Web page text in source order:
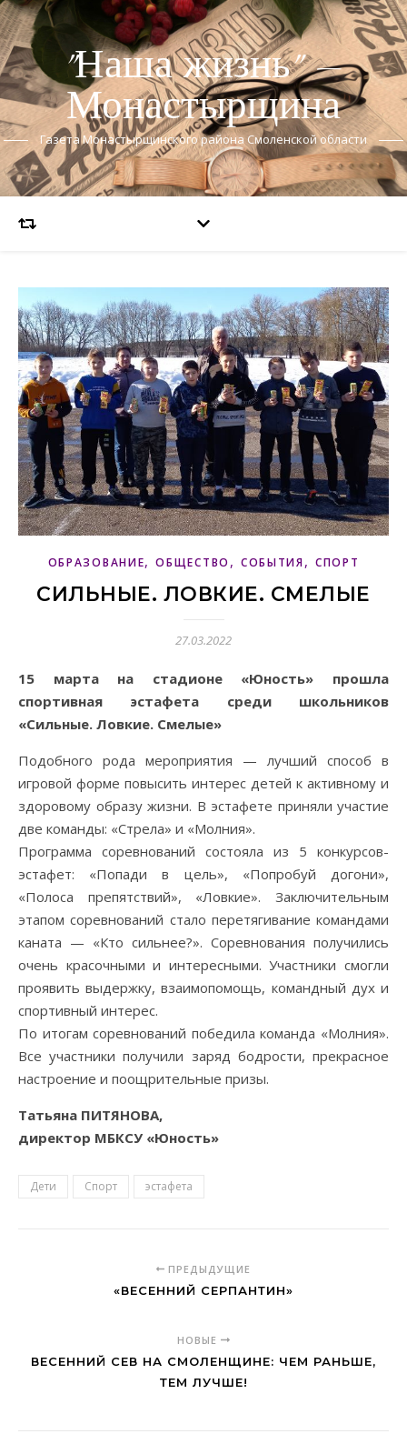
"Наша жизнь" —
Монастырщина
Газета Монастырщинского района Смоленской области
ОБРАЗОВАНИЕ,ОБЩЕСТВО , СОБЫТИЯ, СПОРТ
СИЛЬНЫЕ. ЛОВКИЕ. СМЕЛЫЕ
27.03.2022
15 марта на стадионе «Юность» прошла
спортивная эстафета среди школьников
«Сильные. Ловкие. Смелые»
Подобного рода мероприятия — лучший способ в
игровой форме повысить интерес детей к активному и
здоровому образу жизни. В эстафете приняли участие
две команды: «Стрела» и «Молния».
Программа соревнований состояла из 5 конкурсов-
эстафет: «Попади в цель», «Попробуй догони»,
«Полоса препятствий», «Ловкие». Заключительным
этапом соревнований стало перетягивание командами
каната — «Кто сильнее?». Соревнования получились
очень красочными и интересными. Участники смогли
проявить выдержку, взаимопомощь, командный дух и
спортивный интерес.
По итогам соревнований победила команда «Молния».
Все участники получили заряд бодрости, прекрасное
настроение и поощрительные призы.
Татьяна ПИТЯНОВА,
директор МБКСУ «Юность»
Дети Спорт эстафета
ПРЕДЫДУЩИЕ
«ВЕСЕННИЙ СЕРПАНТИН»
НОВЫЕ
ВЕСЕННИЙ СЕВ НА СМОЛЕНЩИНЕ: ЧЕМ РАНЬШЕ,
ТЕМ ЛУЧШЕ!